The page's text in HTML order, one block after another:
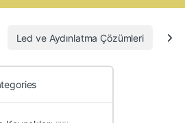
Led ve Aydınlatma Çözümleri